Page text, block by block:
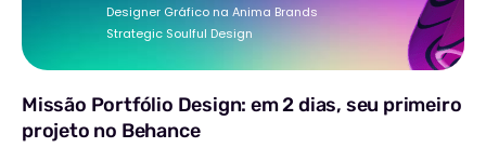
Designer Gráfico na Anima Brands
Strategic Soulful Design
Missão Portfólio Design: em 2 dias, seu primeiro
projeto no Behance